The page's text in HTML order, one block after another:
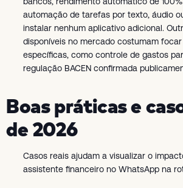
automação de tarefas por texto, áudio
instalar nenhum aplicativo adicional.
disponíveis no mercado costumam
específicas, como controle de gastos
regulação BACEN confirmada
Boas práticas e
de 2026
Casos reais ajudam a visualizar o
assistente financeiro no WhatsApp na